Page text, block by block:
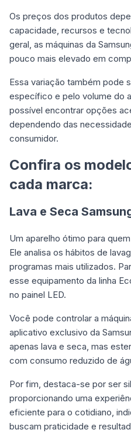
Os preços dos produtos
capacidade, recursos e
geral, as máquinas da
pouco mais elevado em
Essa variação também pode
específico e pelo volume do
possível encontrar opções
dependendo das
consumidor.
Confira os
cada marca:
Lava e Seca
Um aparelho ótimo para
Ele analisa os hábitos de
programas mais utilizados.
esse equipamento da linha
no painel LED.
Você pode controlar a
aplicativo exclusivo da
apenas lava e seca, mas
com consumo reduzido de
Por fim, destaca-se por ser
proporcionando uma
eficiente para o cotidiano,
buscam praticidade e